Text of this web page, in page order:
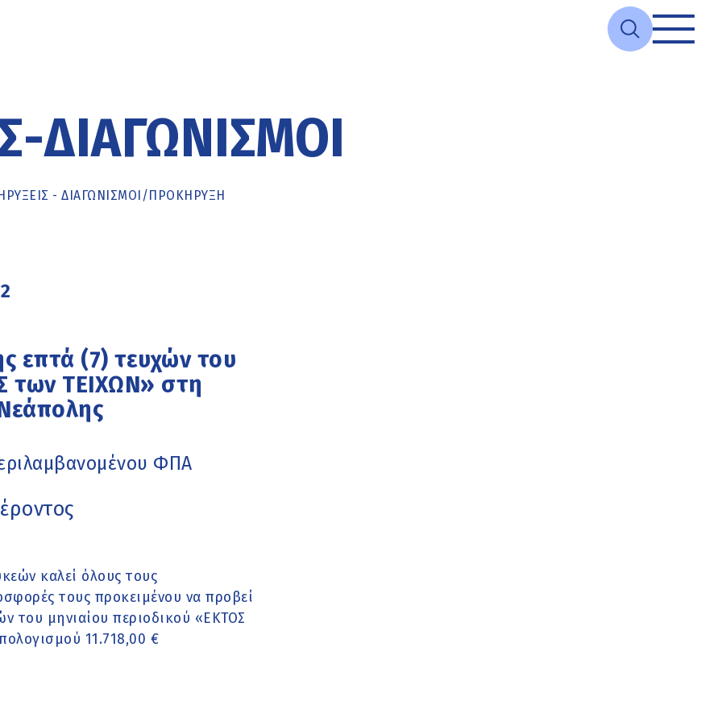
ΔΙΑΓΩΝΙΣΜΟΊ
- ΔΙΑΓΩΝΙΣΜΟΙ /ΠΡΟΚΉΡΥΞΗ
επτά (7) τευχών του
των ΤΕΙΧΩΝ» στη
ΦΠΑ
καλεί όλους τους
τους προκειμένου να προβεί
του μηνιαίου περιοδικού «ΕΚΤΟΣ
11.718,00 €